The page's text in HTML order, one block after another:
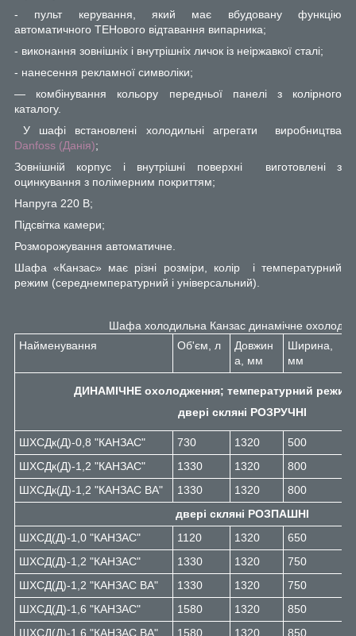
-
пульт керування, який має вбудовану функцію
автоматичного ТЕНового відтавання випарника;
- виконання зовнішніх і внутрішніх личок із неіржавкої сталі;
- нанесення рекламної символіки;
— комбінування кольору передньої панелі з колірного
каталогу.
У шафі встановлені холодильні агрегати виробництва
Danfoss (Данія);
Зовнішній корпус і внутрішні поверхні виготовлені з
оцинкування з полімерним покриттям;
Напруга 220 В;
Підсвітка камери;
Розморожування автоматичне.
Шафа «Канзас» має різні розміри, колір і температурний
режим (середнемпературний і універсальний).
Шафа холодильна Канзас динамічне
Найменування
Об'єм, л
Довжин
а, мм
Ширина,
мм
ДИНАМІЧНЕ охолодження; температурний режим:
двері скляні РОЗРУЧНІ
ШХСДк(Д)-0,8 "КАНЗАС" 730 1320 500
ШХСДк(Д)-1,2 "КАНЗАС"
1330 1320 800
ШХСДк(Д)-1,2 "КАНЗАС ВА"
1330 1320 800
двері скляні РОЗПАШНІ
ШХСД(Д)-1,0 "КАНЗАС"
1120 1320 650
ШХСД(Д)-1,2 "КАНЗАС"
1330 1320 750
ШХСД(Д)-1,2 "КАНЗАС ВА"
1330 1320 750
ШХСД(Д)-1,6 "КАНЗАС"
1580 1320 850
ШХСД(Д)-1,6 "КАНЗАС ВА"
1580 1320 850